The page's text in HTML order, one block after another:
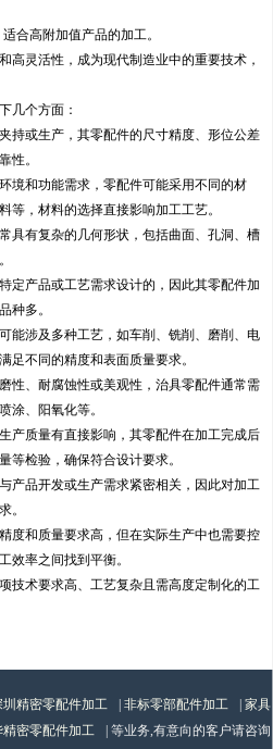
合高附加值产品的加工。
高灵活性，成为现代制造业中的重要技术，
几个方面：
持或生产，其零配件的尺寸精度、形位公差
性。
境和功能需求，零配件可能采用不同的材
等，材料的选择直接影响加工工艺。
具有复杂的几何形状，包括曲面、孔洞、槽
定产品或工艺需求设计的，因此其零配件加
种多。
能涉及多种工艺，如车削、铣削、磨削、电
足不同的精度和表面质量要求。
性、耐腐蚀性或美观性，治具零配件通常需
涂、阳氧化等。
产质量有直接影响，其零配件在加工完成后
等检验，确保符合设计要求。
产品开发或生产需求紧密相关，因此对加工
。
度和质量要求高，但在实际生产中也需要控
效率之间找到平衡。
技术要求高、工艺复杂且需高度定制化的工
圳精密零配件加工 | 非标零部配件加工 | 家具
精密零配件加工
| 等业务,有意向的客户请咨询